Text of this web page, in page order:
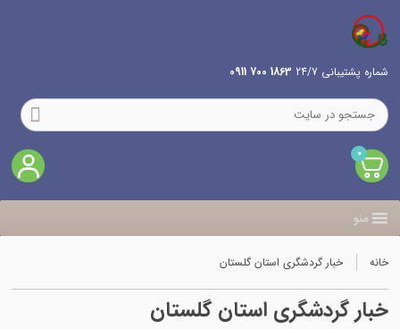
شماره پشتیبانی 24/7 1863 700 0911
0
منو
خانه خبار گردشگری استان گلستان
خبار گردشگری استان گلستان